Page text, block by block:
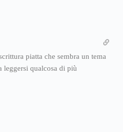
piatta che sembra un tema
leggersi qualcosa di più